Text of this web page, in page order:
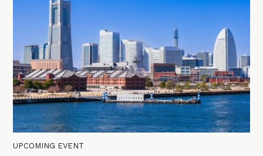
UPCOMING EVENT